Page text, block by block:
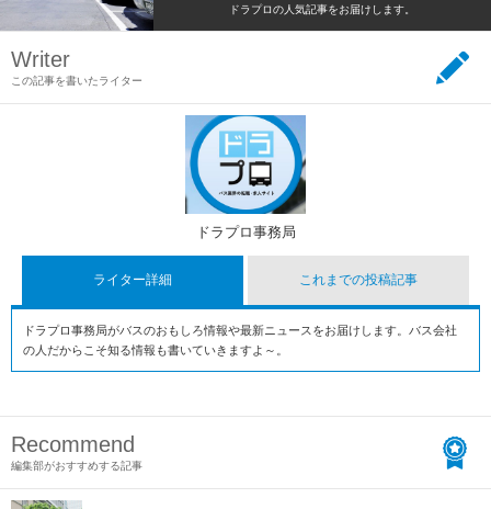
ドラプロの人気記事をお届けします。
Writer
この記事を書いたライター
ドラプロ事務局
ライター詳細 これまでの投稿記事
ドラプロ事務局がバスのおもしろ情報や最新ニュースをお届けします。バス会社
の人だからこそ知る情報も書いていきますよ～。
Recommend
編集部がおすすめする記事